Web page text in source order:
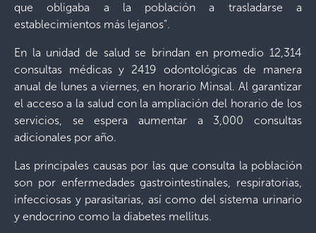
que obligaba a la población a trasladarse a
establecimientos más lejanos”.
En la unidad de salud se brindan en promedio 12,314
consultas médicas y 2419 odontológicas de manera
anual de lunes a viernes, en horario Minsal. Al garantizar
el acceso a la salud con la ampliación del horario de los
servicios, se espera aumentar a 3,000 consultas
adicionales por año.
Las principales causas por las que consulta la población
son por enfermedades gastrointestinales, respiratorias,
infecciosas y parasitarias, así como del sistema urinario
y endocrino como la diabetes mellitus.